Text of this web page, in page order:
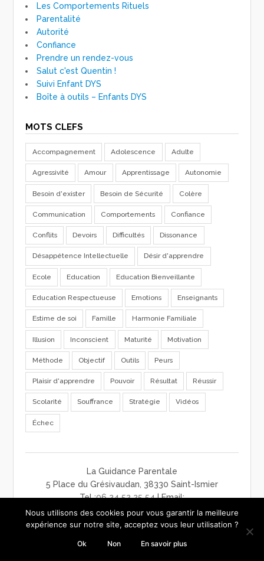
Les Comportements Rituels
Parentalité
Autorité
Confiance
Prendre un rendez-vous
Salut c'est Quentin !
Suivi Enfant DYS
Boîte à outils – Enfants DYS
MOTS CLEFS
Accompagnement Adolescence Adulte
Agressivité Amour Apprentissage Autonomie
Besoin d'exister Besoin de Sécurité Colère
Communication Comportements Confiance
Conflits Devoirs Difficultés Dissonance
Désappétence Intellectuelle Désir d'apprendre
Ecole Education Education Bienveillante
Education Respectueuse Emotions Enseignants
Estime de soi Famille Harmonie Familiale
Illusion Inconscient Maturité Motivation
Méthode Objectif Outils Peurs
Plaisir d'apprendre Pouvoir Résultat Réussir
Scolarité Souffrance Stratégie Vidéos
Échec
La Guidance Parentale
5 Place du Grésivaudan, 38330 Saint-Ismier
Tel :06 24 52 25 54| Email:
contact@laguidanceparentale.com
mentions légales-charte de confidentialité-CGV
Nous utilisons des cookies pour vous garantir la meilleure
expérience sur notre site, acceptez vous leur utilisation ?
Ok Non En savoir plus